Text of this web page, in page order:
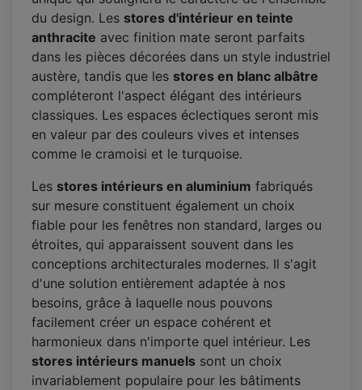
du design. Les stores d'intérieur en teinte
anthracite avec finition mate seront parfaits
dans les pièces décorées dans un style industriel
austère, tandis que les stores en blanc albâtre
compléteront l'aspect élégant des intérieurs
classiques. Les espaces éclectiques seront mis
en valeur par des couleurs vives et intenses
comme le cramoisi et le turquoise.
Les stores intérieurs en aluminium fabriqués
sur mesure constituent également un choix
fiable pour les fenêtres non standard, larges ou
étroites, qui apparaissent souvent dans les
conceptions architecturales modernes. Il s'agit
d'une solution entièrement adaptée à nos
besoins, grâce à laquelle nous pouvons
facilement créer un espace cohérent et
harmonieux dans n'importe quel intérieur. Les
stores intérieurs manuels sont un choix
invariablement populaire pour les bâtiments